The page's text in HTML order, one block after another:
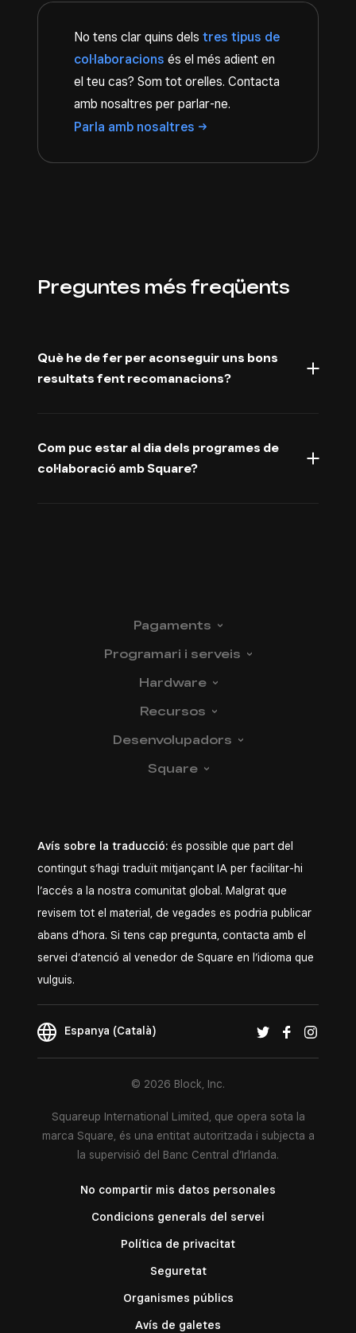
No tens clar quins dels tres tipus de
col·laboracions és el més adient en
el teu cas? Som tot orelles. Contacta
amb nosaltres per parlar-ne.
Parla amb nosaltres
Preguntes més freqüents
Què he de fer per aconseguir uns bons
resultats fent recomanacions?
Com puc estar al dia dels programes de
col·laboració amb Square?
Pagaments
Programari i serveis
Hardware
Recursos
Desenvolupadors
Square
Avís sobre la traducció: és possible que part del
contingut s’hagi traduït mitjançant IA per facilitar-hi
l’accés a la nostra comunitat global. Malgrat que
revisem tot el material, de vegades es podria publicar
abans d’hora. Si tens cap pregunta, contacta amb el
servei d’atenció al venedor de Square en l’idioma que
vulguis.
Espanya (Català)
© 2026 Block, Inc.
Squareup International Limited, que opera sota la
marca Square, és una entitat autoritzada i subjecta a
la supervisió del Banc Central d’Irlanda.
No compartir mis datos personales
Condicions generals del servei
Política de privacitat
Seguretat
Organismes públics
Avís de galetes